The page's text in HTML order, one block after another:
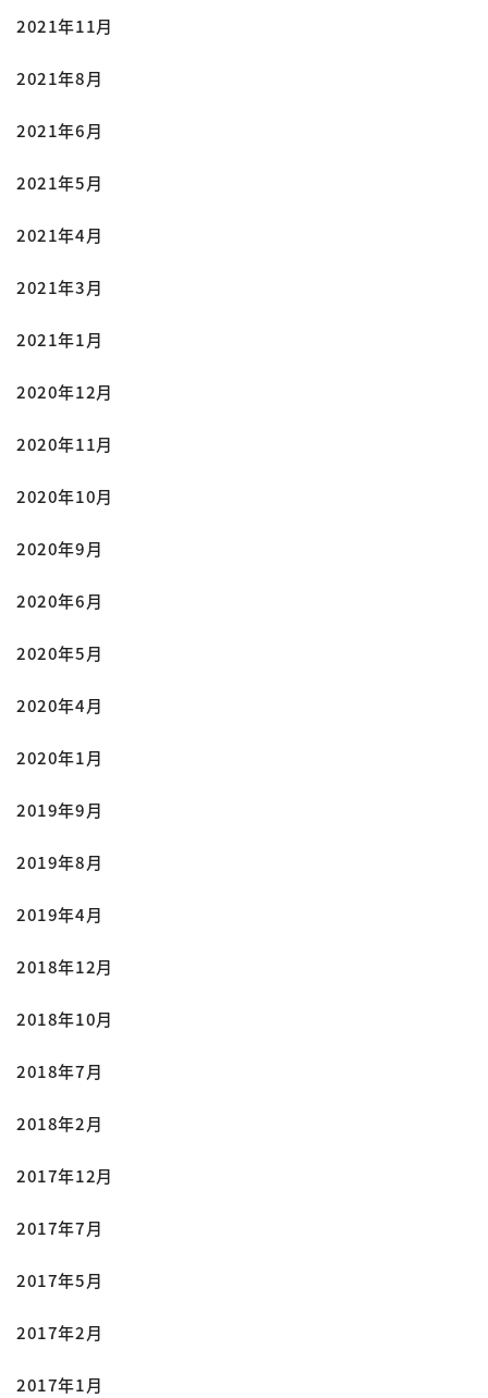
2021年11月
2021年8月
2021年6月
2021年5月
2021年4月
2021年3月
2021年1月
2020年12月
2020年11月
2020年10月
2020年9月
2020年6月
2020年5月
2020年4月
2020年1月
2019年9月
2019年8月
2019年4月
2018年12月
2018年10月
2018年7月
2018年2月
2017年12月
2017年7月
2017年5月
2017年2月
2017年1月